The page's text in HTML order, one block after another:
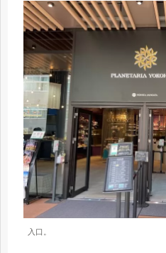
入口。